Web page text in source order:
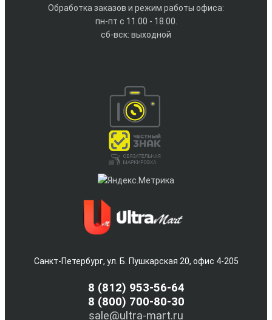
Обработка заказов и режим работы офиса:
пн-пт с 11.00 - 18.00.
сб-вск: выходной
Санкт-Петербург, ул. Б. Пушкарская 20, офис 4-205
8 (812) 953-56-64
8 (800) 700-80-30
sale@ultra-mart.ru